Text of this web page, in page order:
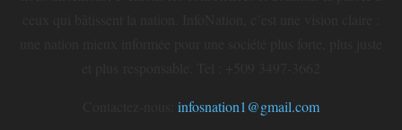
infosnation1@gmail.com